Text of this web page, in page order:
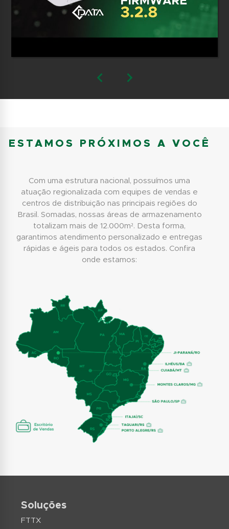
ESTAMOS PRÓXIMOS A VOCÊ
Com uma estrutura nacional, possuímos uma
atuação regionalizada com equipes de vendas e
centros de distribuição nas principais regiões do
Brasil. Somadas, nossas áreas de armazenamento
totalizam mais de 12.000m². Desta forma,
garantimos atendimento personalizado e entregas
rápidas e ágeis para todos os estados. Confira
onde estamos:
Soluções
FTTX